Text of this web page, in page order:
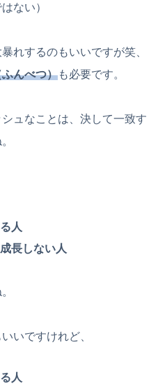
ない）
れするのもいいですが笑、
んべつ）も必要です。
ュなことは、決して一致す
人
長しない人
いですけれど、
人